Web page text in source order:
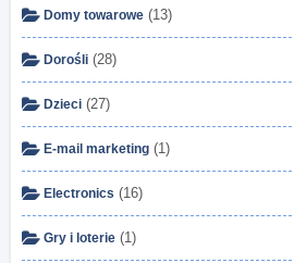
Domy towarowe (13)
Dorośli (28)
Dzieci (27)
E-mail marketing (1)
Electronics (16)
Gry i loterie (1)